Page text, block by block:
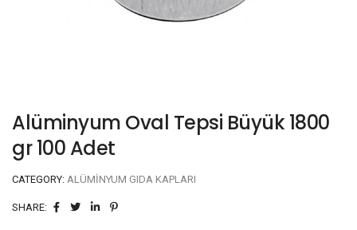
Alüminyum Oval Tepsi Büyük 1800
gr 100 Adet
CATEGORY: ALÜMINYUM GIDA KAPLARI
SHARE: